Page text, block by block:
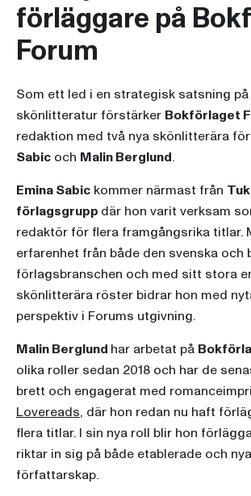
förläggare på
Forum
Som ett led i en strategisk satsning
skönlitteratur förstärker Bokförlaget
redaktion med två nya skönlitterära
Sabic och Malin Berglund.
Emina Sabic kommer närmast från
förlagsgrupp där hon varit verksam
redaktör för flera framgångsrika titlar.
erfarenhet från både den svenska och
förlagsbranschen och med sitt stora
skönlitterära röster bidrar hon med
perspektiv i Forums utgivning.
Malin Berglund har arbetat på
olika roller sedan 2018 och har de
brett och engagerat med
Lovereads, där hon redan nu haft
flera titlar. I sin nya roll blir hon
riktar in sig på både etablerade och
författarskap.